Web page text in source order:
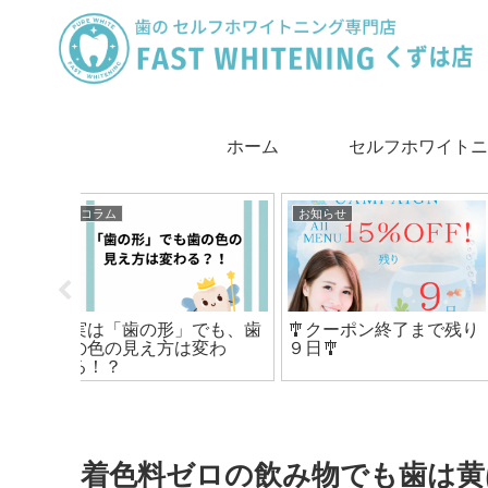
ホーム セルフホワイト
コラム
歯の白い斑点、実は初期
虫歯かも？
コラム
ホワイトニング後は水
補給が大切！
着色料ゼロの飲み物でも歯は